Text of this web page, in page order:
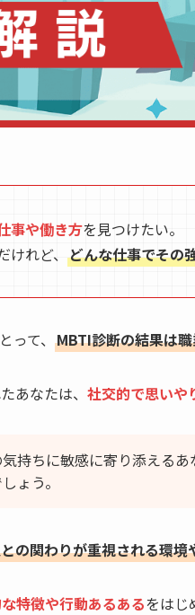
事や働き方を見つけたい。
れど、 どんな仕事でその
って、 MBTI診断の結果は
あなたは、 社交的で思いや
持ちに敏感に寄り添える
ょう。
の関わりが重視される環
特徴や行動あるあるをはじ